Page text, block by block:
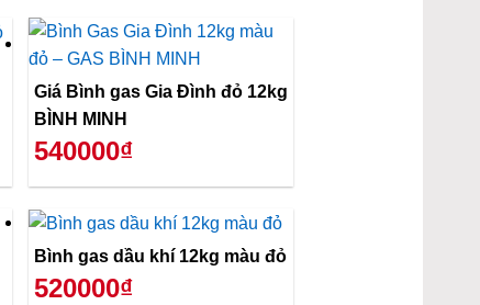
Giá Bình gas Gia Đình đỏ 12kg
BÌNH MINH
540000₫
Bình gas dầu khí 12kg màu đỏ
520000₫